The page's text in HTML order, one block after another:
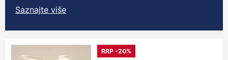
Saznajte više
RRP -20%